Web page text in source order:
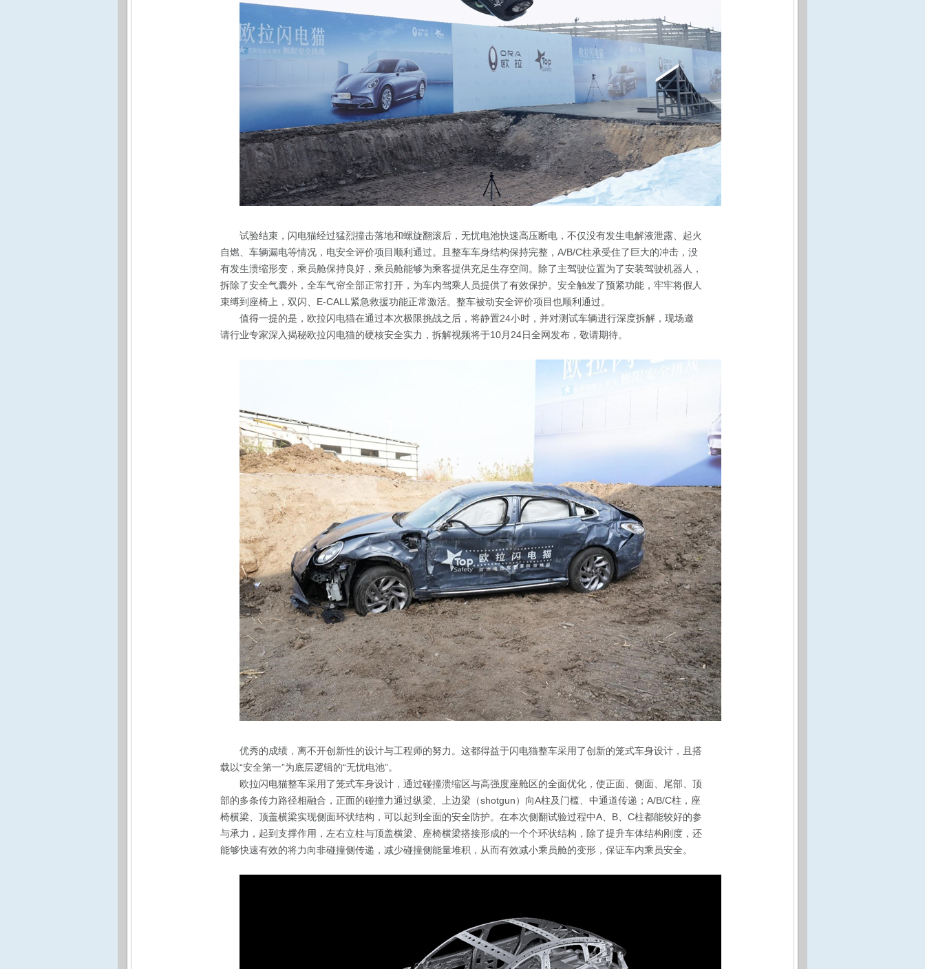
试验结束，闪电猫经过猛烈撞击落地和螺旋翻滚后，无忧电池快速高压断电，不仅没有发生电解液泄露、起火
自燃、车辆漏电等情况，电安全评价项目顺利通过。且整车车身结构保持完整，A/B/C柱承受住了巨大的冲击，没
有发生溃缩形变，乘员舱保持良好，乘员舱能够为乘客提供充足生存空间。除了主驾驶位置为了安装驾驶机器人，
拆除了安全气囊外，全车气帘全部正常打开，为车内驾乘人员提供了有效保护。安全触发了预紧功能，牢牢将假人
束缚到座椅上，双闪、E-CALL紧急救援功能正常激活。整车被动安全评价项目也顺利通过。
值得一提的是，欧拉闪电猫在通过本次极限挑战之后，将静置24小时，并对测试车辆进行深度拆解，现场邀
请行业专家深入揭秘欧拉闪电猫的硬核安全实力，拆解视频将于10月24日全网发布，敬请期待。
优秀的成绩，离不开创新性的设计与工程师的努力。这都得益于闪电猫整车采用了创新的笼式车身设计，且搭
载以“安全第一”为底层逻辑的“无忧电池”。
欧拉闪电猫整车采用了笼式车身设计，通过碰撞溃缩区与高强度座舱区的全面优化，使正面、侧面、尾部、顶
部的多条传力路径相融合，正面的碰撞力通过纵梁、上边梁（shotgun）向A柱及门槛、中通道传递；A/B/C柱，座
椅横梁、顶盖横梁实现侧面环状结构，可以起到全面的安全防护。在本次侧翻试验过程中A、B、C柱都能较好的参
与承力，起到支撑作用，左右立柱与顶盖横梁、座椅横梁搭接形成的一个个环状结构，除了提升车体结构刚度，还
能够快速有效的将力向非碰撞侧传递，减少碰撞侧能量堆积，从而有效减小乘员舱的变形，保证车内乘员安全。